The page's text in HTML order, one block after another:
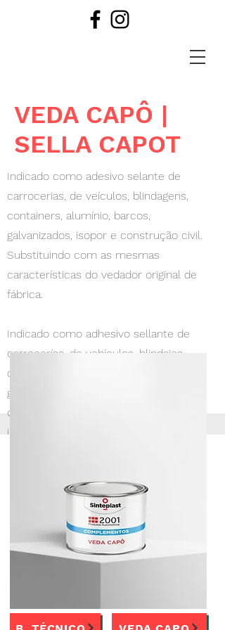
VEDA CAPÔ |
SELLA CAPOT
Indicado como adesivo selante de
carrocerias, de veículos, blindagens,
containers, alumínio, barcos,
galvanizados, isopor e construção civil.
Substituindo com as mesmas
características do vedador original de
fábrica.
Indicado como adhesivo sellante de
carrocerías, de vehículos, blindajes,
containers, aluminio, barcos,
galvanizados, espuma de poliestireno y
construcción civil. Substituyendo en
igual condición al sellador original de